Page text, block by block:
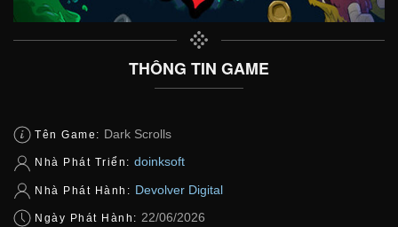
THÔNG TIN GAME
Tên Game: Dark Scrolls
Nhà Phát Triển: doinksoft
Nhà Phát Hành: Devolver Digital
Ngày Phát Hành: 22/06/2026